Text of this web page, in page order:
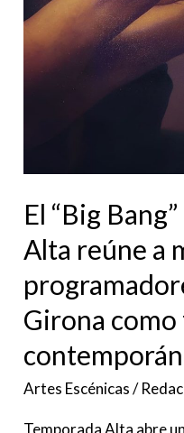
El “Big
Alta reúne a
Girona como
Artes Escénicas/
Temporada Alta abre
programadores
y
consagra
de
la
contemporánea